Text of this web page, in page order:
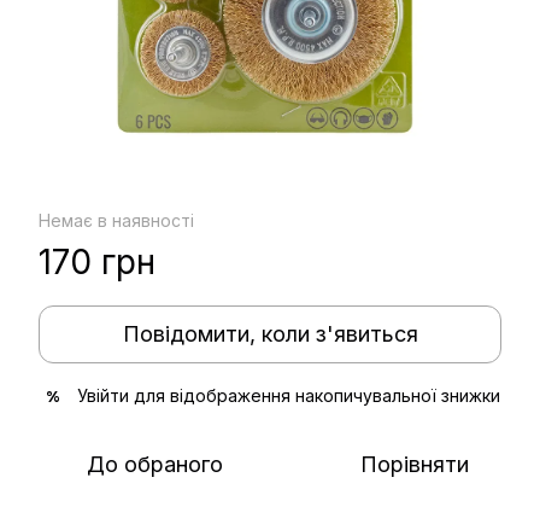
Немає в наявності
170 грн
Повідомити, коли з'явиться
% Увійти для відображення накопичувальної знижки
До обраного Порівняти